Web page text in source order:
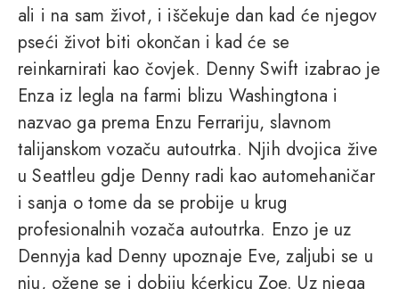
ali i na sam život, i iščekuje dan kad će njegov
pseći život biti okončan i kad će se
reinkarnirati kao čovjek. Denny Swift izabrao je
Enza iz legla na farmi blizu Washingtona i
nazvao ga prema Enzu Ferrariju, slavnom
talijanskom vozaču autoutrka. Njih dvojica žive
u Seattleu gdje Denny radi kao automehaničar
i sanja o tome da se probije u krug
profesionalnih vozača autoutrka. Enzo je uz
Dennyja kad Denny upoznaje Eve, zaljubi se u
nju, ožene se i dobiju kćerkicu Zoe. Uz njega